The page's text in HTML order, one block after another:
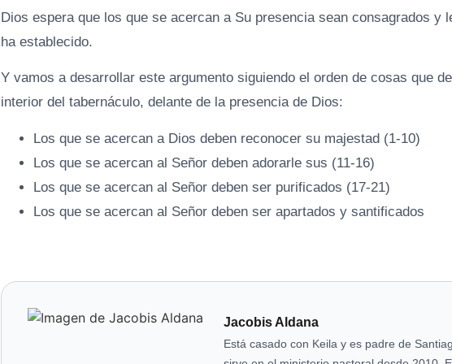
Dios espera que los que se acercan a Su presencia sean consagrados y
ha establecido.
Y vamos a desarrollar este argumento siguiendo el orden de cosas que
interior del tabernáculo, delante de la presencia de Dios:
Los que se acercan a Dios deben reconocer su majestad (1-10)
Los que se acercan al Señor deben adorarle sus (11-16)
Los que se acercan al Señor deben ser purificados (17-21)
Los que se acercan al Señor deben ser apartados y santificados
Jacobis Aldana
Está casado con Keila y es padre de